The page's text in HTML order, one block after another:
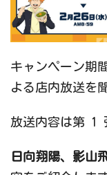
キャンペーン期
よる店内放送を
放送内容は第 1
日向翔陽、影山